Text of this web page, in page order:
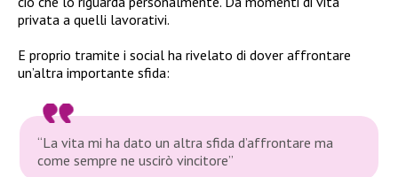
privata a quelli lavorativi.
E proprio tramite i social ha rivelato di dover affrontare
un’altra importante sfida:
“La vita mi ha dato un altra sfida d’affrontare ma
come sempre ne uscirò vincitore”